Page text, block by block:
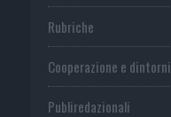
Rubriche
Cooperazione e dintorni
Publiredazionali